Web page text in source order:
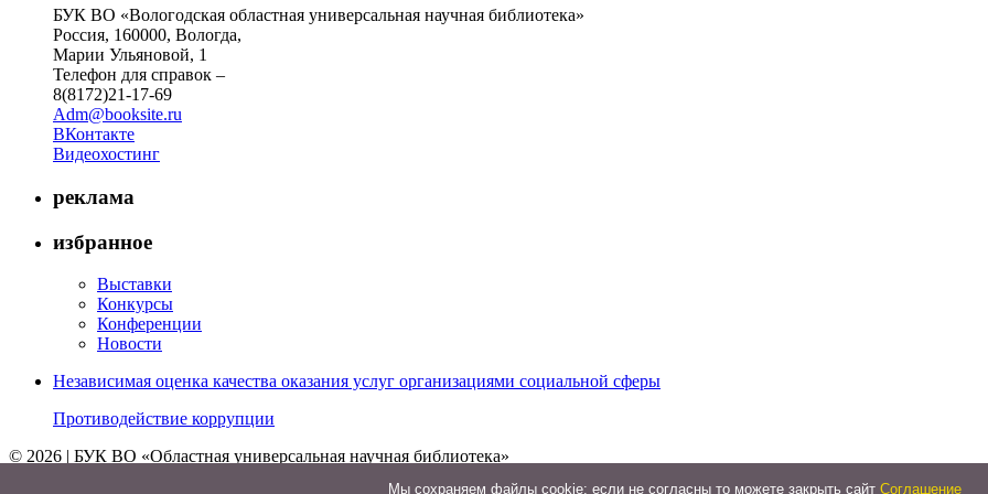
БУК ВО «Вологодская областная универсальная научная библиотека»
Россия, 160000, Вологда,
Марии Ульяновой, 1
Телефон для справок –
8(8172)21-17-69
Adm@booksite.ru
ВКонтакте
Видеохостинг
реклама
избранное
Выставки
Конкурсы
Конференции
Новости
Независимая оценка качества оказания услуг организациями социальной сферы
Противодействие коррупции
© 2026 | БУК ВО «Областная универсальная научная библиотека»
Мы cохраняем файлы cookie: если не согласны то можете закрыть сайт Соглашение